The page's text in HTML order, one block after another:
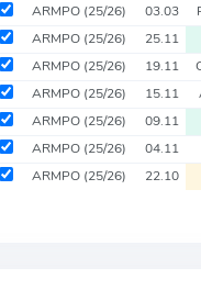
ARMPO (25/26) 03.03
ARMPO (25/26) 25.11
ARMPO (25/26) 19.11
ARMPO (25/26) 15.11
ARMPO (25/26) 09.11
ARMPO (25/26) 04.11
ARMPO (25/26) 22.10